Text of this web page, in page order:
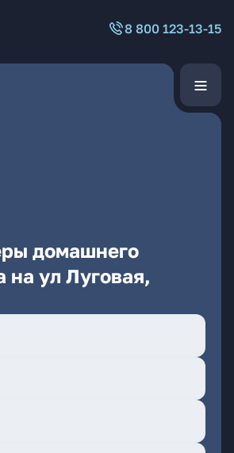
8 800 123-13-15
домашнего
на ул Луговая,